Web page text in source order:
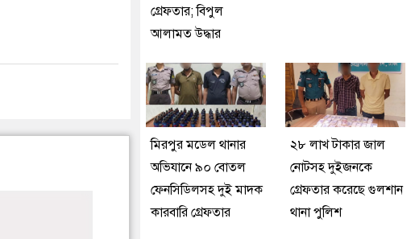
গ্রেফতার; বিপুল
আলামত উদ্ধার
মিরপুর মডেল থানার
অভিযানে ৯০ বোতল
ফেনসিডিলসহ দুই মাদক
কারবারি গ্রেফতার
২৮ লাখ টাকার জাল
নোটসহ দুইজনকে
গ্রেফতার করেছে গুলশান
থানা পুলিশ